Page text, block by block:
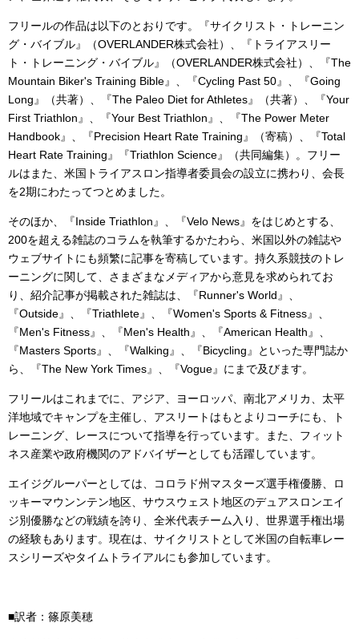
フリールの作品は以下のとおりです。『サイクリスト・トレーニン
グ・バイブル』（OVERLANDER株式会社）、『トライアスリー
ト・トレーニング・バイブル』（OVERLANDER株式会社）、『The
Mountain Biker's Training Bible』、『Cycling Past 50』、『Going
Long』（共著）、『The Paleo Diet for Athletes』（共著）、『Your
First Triathlon』、『Your Best Triathlon』、『The Power Meter
Handbook』、『Precision Heart Rate Training』（寄稿）、『Total
Heart Rate Training』『Triathlon Science』（共同編集）。フリー
ルはまた、米国トライアスロン指導者委員会の設立に携わり、会長
を2期にわたってつとめました。
そのほか、『Inside Triathlon』、『Velo News』をはじめとする、
200を超える雑誌のコラムを執筆するかたわら、米国以外の雑誌や
ウェブサイトにも頻繁に記事を寄稿しています。持久系競技のトレ
ーニングに関して、さまざまなメディアから意見を求められてお
り、紹介記事が掲載された雑誌は、『Runner's World』、
『Outside』、『Triathlete』、『Women's Sports & Fitness』、
『Men's Fitness』、『Men's Health』、『American Health』、
『Masters Sports』、『Walking』、『Bicycling』といった専門誌か
ら、『The New York Times』、『Vogue』にまで及びます。
フリールはこれまでに、アジア、ヨーロッパ、南北アメリカ、太平
洋地域でキャンプを主催し、アスリートはもとよりコーチにも、ト
レーニング、レースについて指導を行っています。また、フィット
ネス産業や政府機関のアドバイザーとしても活躍しています。
エイジグルーパーとしては、コロラド州マスターズ選手権優勝、ロ
ッキーマウンンテン地区、サウスウェスト地区のデュアスロンエイ
ジ別優勝などの戦績を誇り、全米代表チーム入り、世界選手権出場
の経験もあります。現在は、サイクリストとして米国の自転車レー
スシリーズやタイムトライアルにも参加しています。
■訳者：篠原美穂